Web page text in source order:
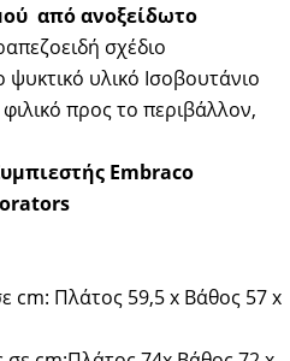
από ανοξείδωτο
σχέδιο
ψυκτικό υλικό Ισοβουτάνιο
προς το περιβάλλον,
Embraco
cm: Πλάτος 59,5 x Βάθος 57 x